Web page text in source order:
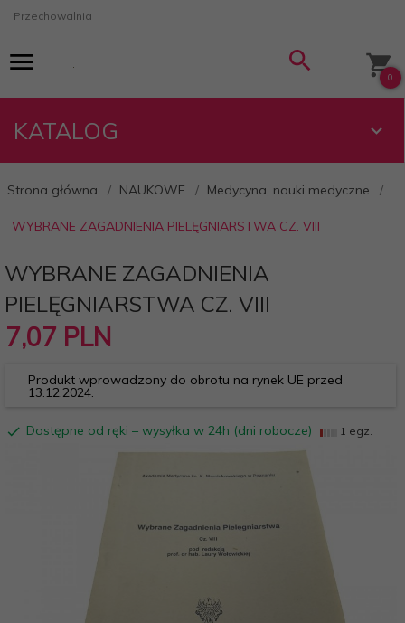
Przechowalnia
0
KATALOG
Strona główna NAUKOWE Medycyna, nauki medyczne
WYBRANE ZAGADNIENIA PIELĘGNIARSTWA CZ. VIII
WYBRANE ZAGADNIENIA
PIELĘGNIARSTWA CZ. VIII
7,07 PLN
Produkt wprowadzony do obrotu na rynek UE przed
13.12.2024.
Dostępne od ręki – wysyłka w 24h (dni robocze) 1 egz.